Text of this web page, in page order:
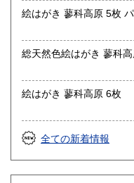
取り扱い分野
哲学宗教、歴史、社会科
ブカルチャー、古書一般
絵はがき 蓼科高原 5枚
総天然色絵はがき 蓼科
絵はがき 蓼科高原 6枚
全ての新着情報